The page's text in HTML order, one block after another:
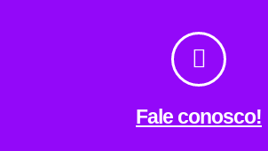
Fale conosco!